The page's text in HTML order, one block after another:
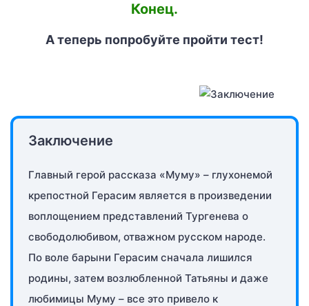
Конец.
А теперь попробуйте пройти тест!
Заключение
Главный герой рассказа «Муму» – глухонемой
крепостной Герасим является в произведении
воплощением представлений Тургенева о
свободолюбивом, отважном русском народе.
По воле барыни Герасим сначала лишился
родины, затем возлюбленной Татьяны и даже
любимицы Муму – все это привело к